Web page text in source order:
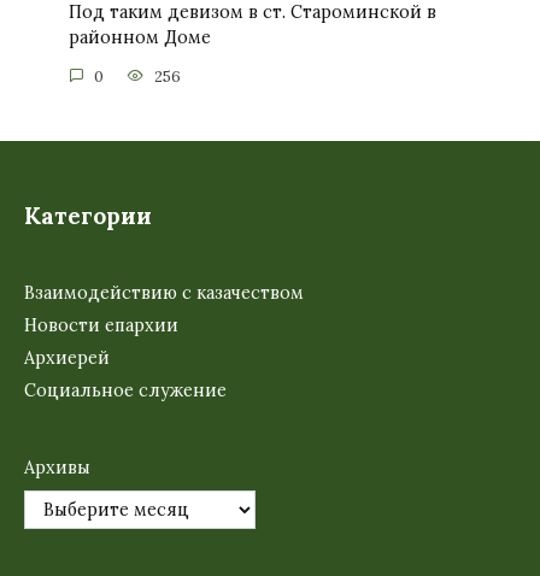
Под таким девизом в ст. Староминской в
районном Доме
0 256
Категории
Взаимодействию с казачеством
Новости епархии
Архиерей
Социальное служение
Архивы